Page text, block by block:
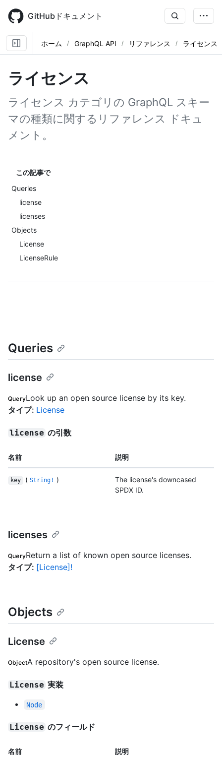
main
content
GitHubドキュメント
ホーム GraphQL API リファレンス ライセンス
ライセンス
ライセンス カテゴリの GraphQL スキー
マの種類に関するリファレンス ドキュ
メント。
この記事で
Queries
license
licenses
Objects
License
LicenseRule
Queries
license
QueryLook up an open source license by its key.
タイプ: License
license の引数
名前 説明
key ( String! )
The license's downcased
SPDX ID.
licenses
QueryReturn a list of known open source licenses.
タイプ: [License]!
Objects
License
ObjectA repository's open source license.
License 実装
Node
License のフィールド
名前 説明